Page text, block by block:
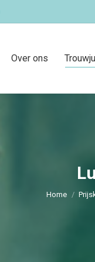
Over ons
Home